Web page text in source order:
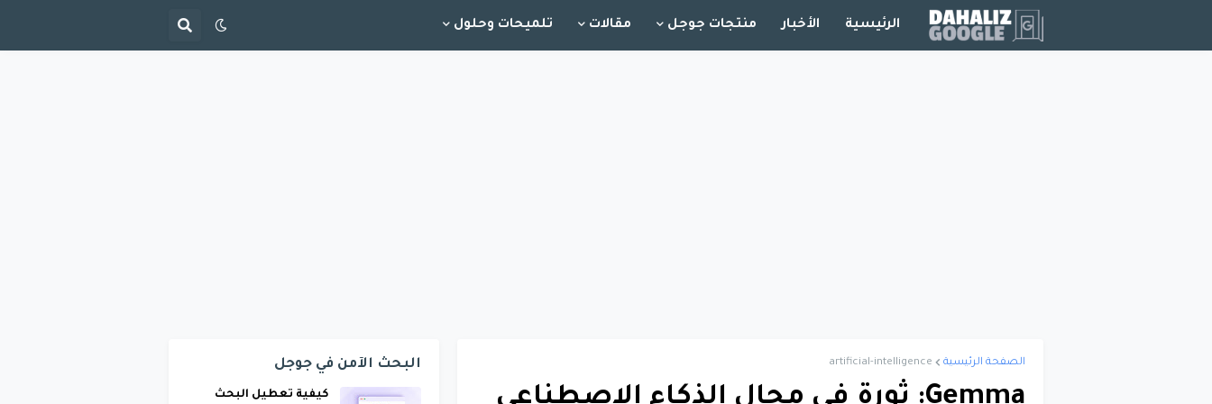
الرئيسية الأخبار منتجات جوجل مقالات تلميحات وحلول
الصفحة الرئيسية artificial-intelligence البحث الآمن في جوجل
كيفية تعطيل البحث